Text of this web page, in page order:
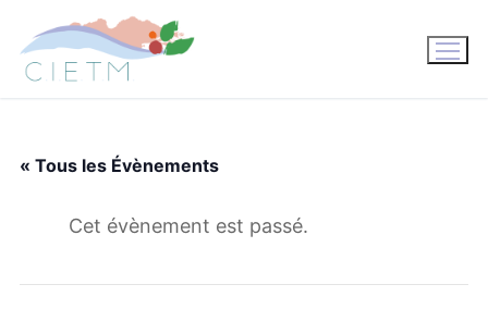
contenu
« Tous les Évènements
Cet évènement est passé.